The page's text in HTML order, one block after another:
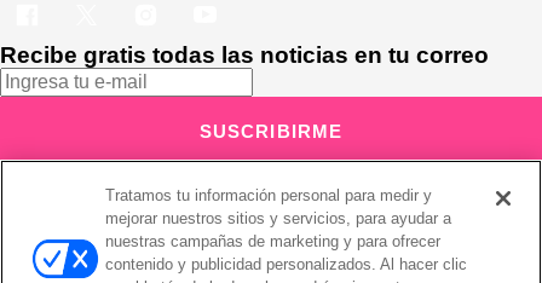
Recibe gratis todas las noticias en tu correo
SUSCRIBIRME
y Se aplican lasCondiciones de servicio
Suscribirse implica aceptar los términos y condiciones
¡Muchas gracias!Ya estás suscrito a nuestro newsletter
Tratamos tu información personal para medir y
mejorar nuestros sitios y servicios, para ayudar a
nuestras campañas de marketing y para ofrecer
contenido y publicidad personalizados. Al hacer clic